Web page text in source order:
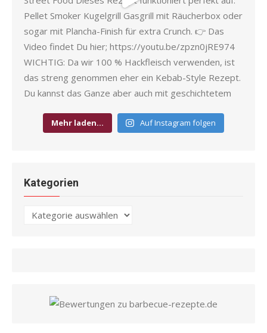
Mehr laden… Auf Instagram folgen
Kategorien
Kategorien